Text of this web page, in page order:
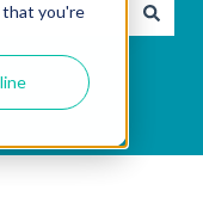
that you're
de